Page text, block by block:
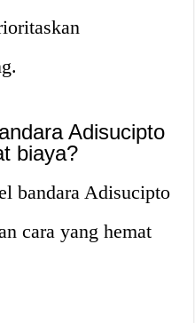
Adisucipto
biaya?
bandara Adisucipto
cara yang hemat